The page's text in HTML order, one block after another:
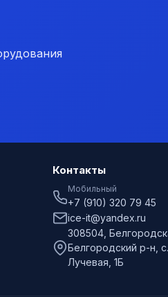
Контакты
Мобильный
+7 (910) 320 79 45
ice-it@yandex.ru
308504,
Белгородский р-н,
Лучевая, 1Б